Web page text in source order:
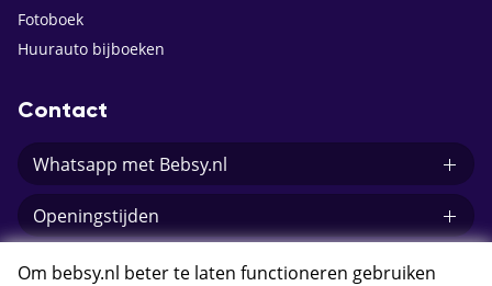
Fotoboek
Huurauto bijboeken
Contact
Whatsapp met Bebsy.nl
Openingstijden
E-mail Bebsy.nl
Om bebsy.nl beter te laten functioneren gebruiken